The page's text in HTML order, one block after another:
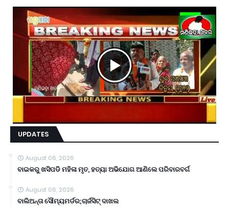
UPDATES
August 06, 2026
ବାଇକରୁ ଖସିପଡି ମହିଳା ମୃତ, ହତ୍ୟା ଅଭିଯୋଗ ଆଣିଲେ ପରିବାରବର୍ଗ
August 06, 2026
ବାଲିଅନ୍ତା ସୌମ୍ୟମର୍ଡର;ଚାର୍ଜସିଟ୍ ଦାଖଲ